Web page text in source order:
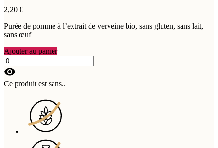
2,20 €
Purée de pomme à l’extrait de verveine bio, sans gluten, sans lait,
sans œuf
Ajouter au panier
visibility
Ce produit est sans..